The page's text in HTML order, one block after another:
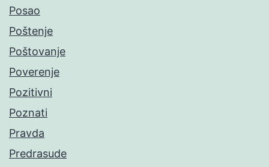
Posao
Poštenje
Poštovanje
Poverenje
Pozitivni
Poznati
Pravda
Predrasude